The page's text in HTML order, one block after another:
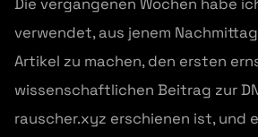
Die vergangenen Wochen habe
verwendet, aus jenem
Artikel zu machen, den ersten
wissenschaftlichen Beitrag zur
rauscher.xyz erschienen ist, und